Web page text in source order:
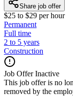
Share job offer
$25 to $29 per hour
Permanent
Full time
2 to 5 years
Construction
Job Offer Inactive
This job offer is no
removed by the